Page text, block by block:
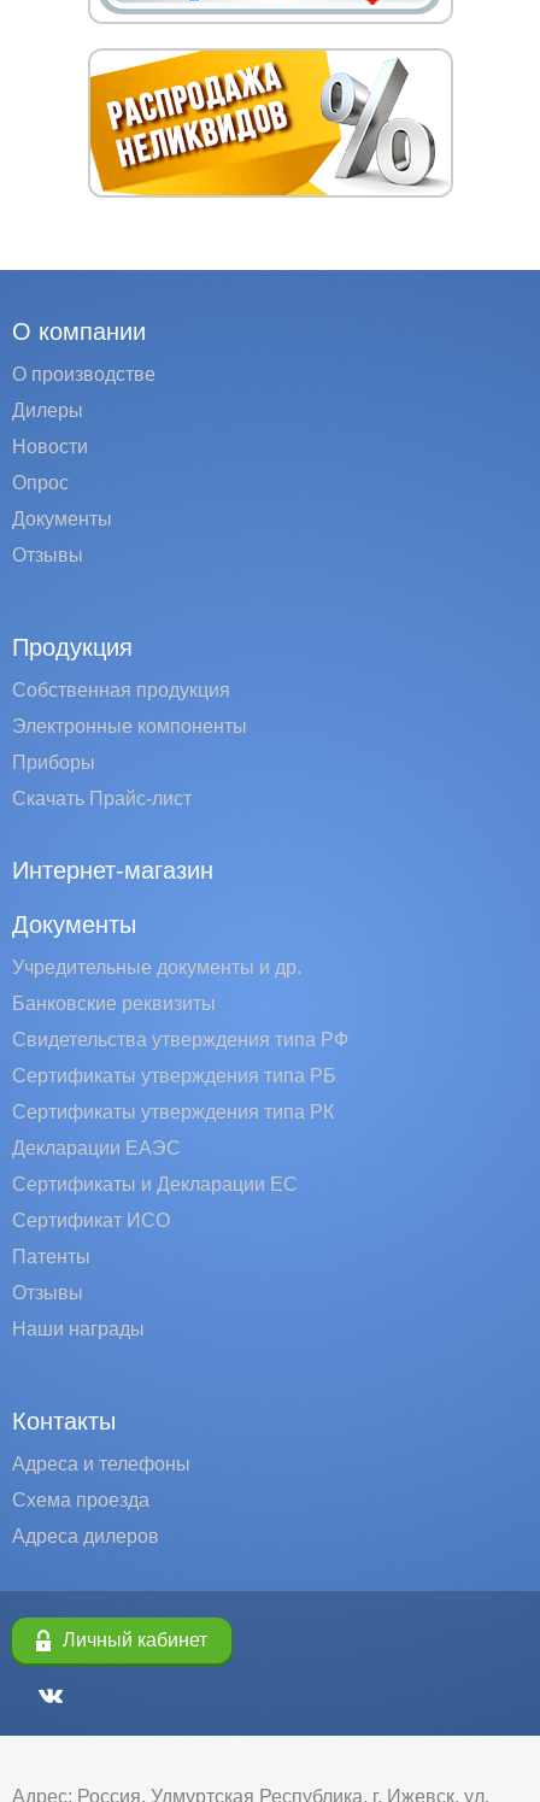
О компании
О производстве
Дилеры
Новости
Опрос
Документы
Отзывы
Продукция
Собственная продукция
Электронные компоненты
Приборы
Скачать Прайс-лист
Интернет-магазин
Документы
Учредительные документы и др.
Банковские реквизиты
Свидетельства утверждения типа РФ
Сертификаты утверждения типа РБ
Сертификаты утверждения типа РК
Декларации ЕАЭС
Сертификаты и Декларации EC
Сертификат ИСО
Патенты
Отзывы
Наши награды
Контакты
Адреса и телефоны
Схема проезда
Адреса дилеров
Личный кабинет
Адрес: Россия, Удмуртская Республика, г. Ижевск, ул.